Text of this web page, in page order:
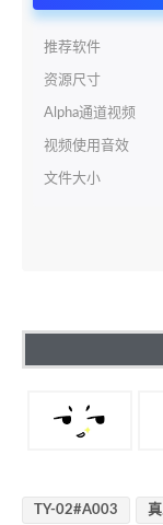
推荐软件
资源尺寸
Alpha通道视频
视频使用音效
文件大小
TY-02#A003